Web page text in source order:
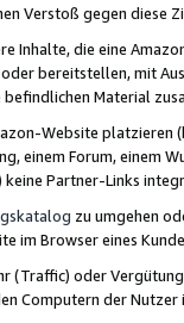
Verstoß gegen diese
Inhalte, die eine
bereitstellen, mit
Material
Website
einem Forum, einem
Partner-Links
zu umgehen
im Browser eines
(Traffic) oder
Computern der